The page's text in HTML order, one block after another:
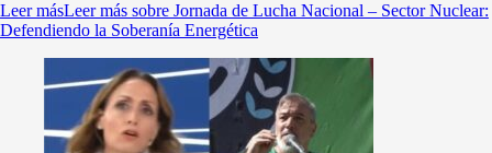
Leer másLeer más sobre Jornada de Lucha Nacional – Sector Nuclear:
Defendiendo la Soberanía Energética